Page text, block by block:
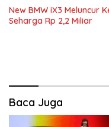
New BMW iX3 Meluncur
Seharga Rp 2,2 Miliar
Baca Juga